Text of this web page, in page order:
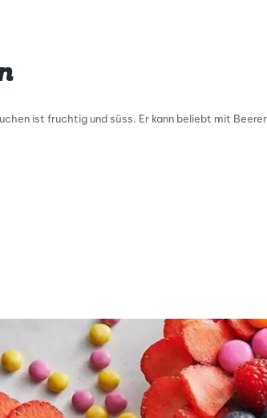
ist fruchtig und süss. Er kann beliebt mit